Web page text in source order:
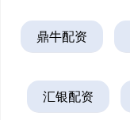
鼎牛配资
汇银配资